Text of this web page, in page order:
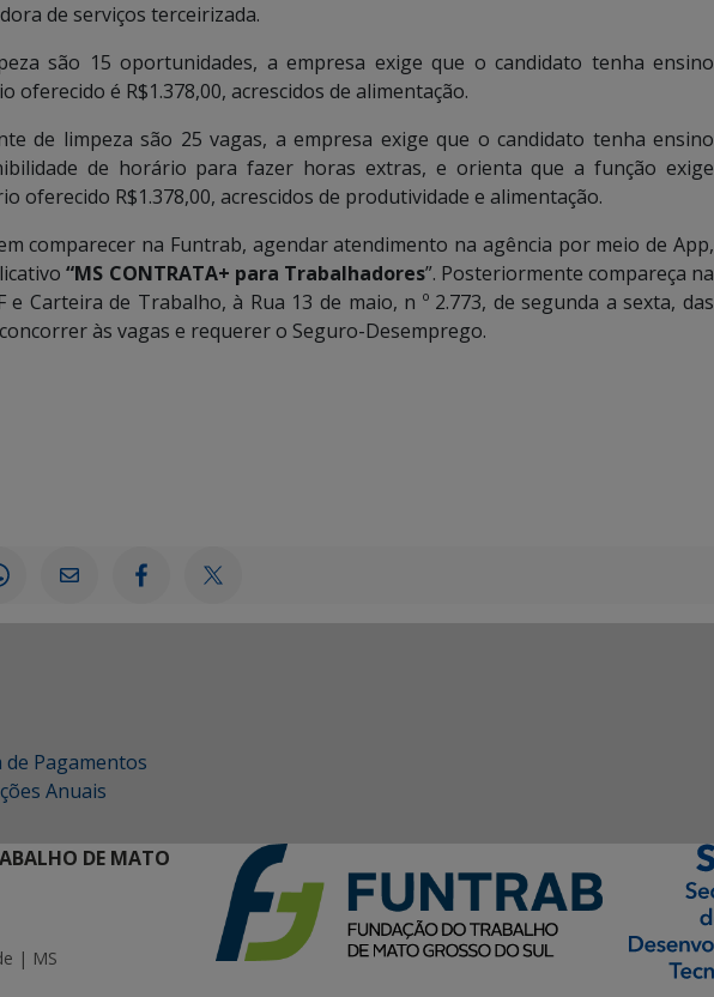
de serviços terceirizada.
são 15 oportunidades, a empresa exige que o candidato tenha ensino
oferecido é R$1.378,00, acrescidos de alimentação.
de limpeza são 25 vagas, a empresa exige que o candidato tenha ensino
de horário para fazer horas extras, e orienta que a função exige
oferecido R$1.378,00, acrescidos de produtividade e alimentação.
comparecer na Funtrab, agendar atendimento na agência por meio de App,
“MS CONTRATA+ para Trabalhadores”. Posteriormente compareça na
e Carteira de Trabalho, à Rua 13 de maio, n º 2.773, de segunda a sexta, das
às vagas e requerer o Seguro-Desemprego.
Pagamentos
Anuais
DE MATO
| MS